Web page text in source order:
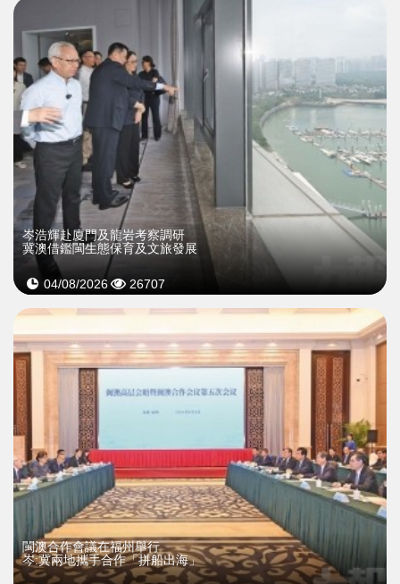
岑浩輝赴廈門及龍岩考察調研
冀澳借鑑閩生態保育及文旅發展
04/08/2026 26707
閩澳合作會議在福州舉行
岑:冀兩地攜手合作「拼船出海」